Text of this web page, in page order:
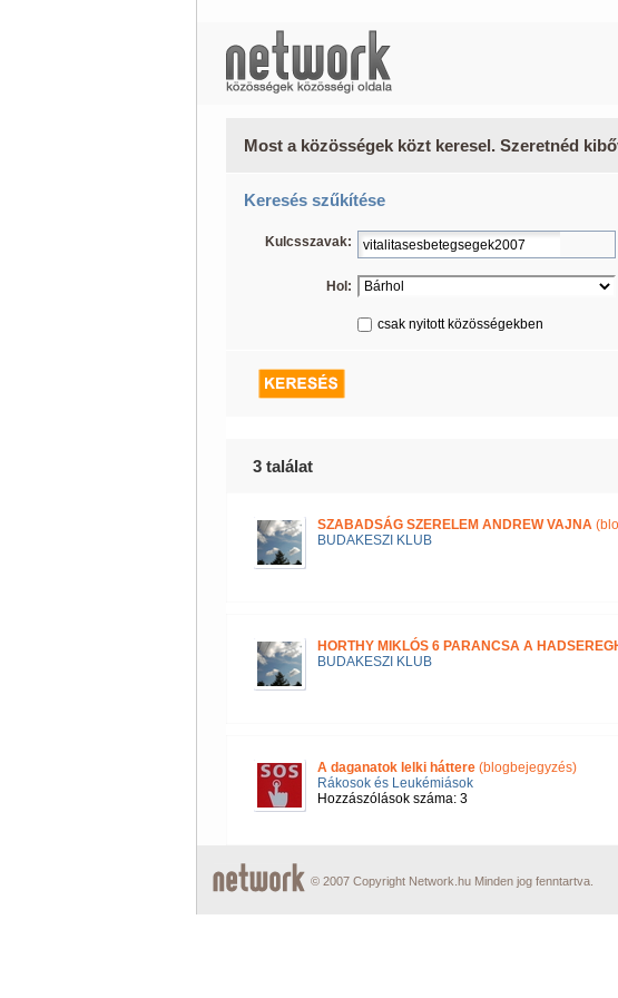
Most a közösségek közt keresel. Szeretnéd
Keresés szűkítése
Kulcsszavak:
Hol:
csak nyitott közösségekben
3 találat
SZABADSÁG SZERELEM ANDREW VAJNA
BUDAKESZI KLUB
HORTHY MIKLÓS 6 PARANCSA A
BUDAKESZI KLUB
A daganatok lelki háttere(blogbejegyzés)
Rákosok és Leukémiások
Hozzászólások száma: 3
© 2007 Copyright Network.hu Minden jog fenntartva.